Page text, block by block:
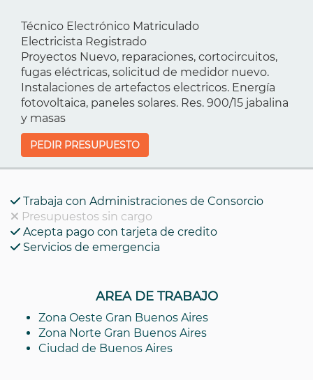
Técnico Electrónico Matriculado
Electricista Registrado
Proyectos Nuevo, reparaciones, cortocircuitos,
fugas eléctricas, solicitud de medidor nuevo.
Instalaciones de artefactos electricos. Energía
fotovoltaica, paneles solares. Res. 900/15 jabalina
y masas
PEDIR PRESUPUESTO
Trabaja con Administraciones de Consorcio
Presupuestos sin cargo
Acepta pago con tarjeta de credito
Servicios de emergencia
AREA DE TRABAJO
Zona Oeste Gran Buenos Aires
Zona Norte Gran Buenos Aires
Ciudad de Buenos Aires